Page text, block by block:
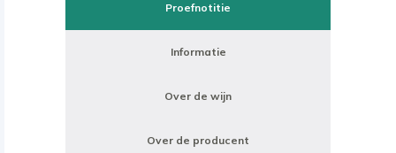
Proefnotitie
Informatie
Over de wijn
Over de producent